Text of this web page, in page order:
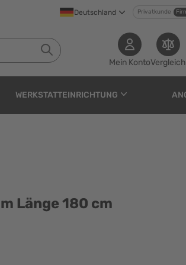
Deutschland Privatkunde
Mein KontoVergleich
WERKSTATTEINRICHTUNG
Länge 180 cm